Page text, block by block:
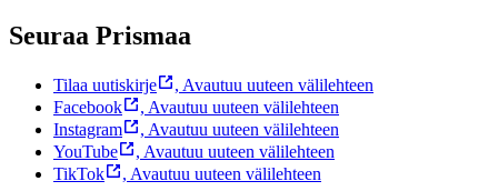
Seuraa Prismaa
Tilaa uutiskirje , Avautuu uuteen välilehteen
Facebook
, Avautuu uuteen välilehteen
Instagram
, Avautuu uuteen välilehteen
YouTube
, Avautuu uuteen välilehteen
TikTok
, Avautuu uuteen välilehteen